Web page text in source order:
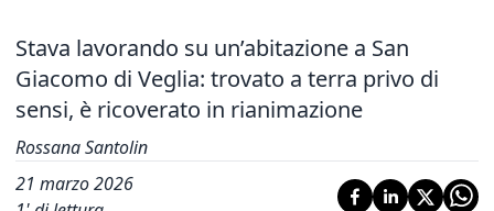
Stava lavorando su un’abitazione a San
Giacomo di Veglia: trovato a terra privo di
sensi, è ricoverato in rianimazione
Rossana Santolin
21 marzo 2026